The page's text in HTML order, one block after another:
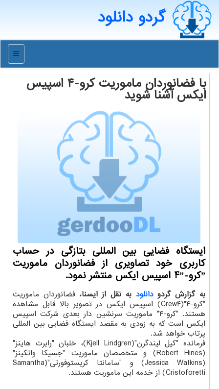
گردو دانلود
منو
با فضانوردان ماموریت کرو-۴ اسپیس
ایکس آشنا شوید
ایستگاه فضایی بین المللی بتازگی در حساب
کاربری خود تصاویری از فضانوردان ماموریت
ˮکرو-4ˮ اسپیس ایکس منتشر نمود.
به گزارش گردودانلود به نقل از ایسنا، فضانوردان ماموریت
"کرو-۴"(Crew۴) اسپیس ایکس در تصویر بالا قابل مشاهده
هستند. "کرو-۴" ماموریت سرنشین دار بعدی شرکت اسپیس
ایکس است که به زودی به مقصد ایستگاه فضایی بین المللی
پرتاب خواهد شد.
فرمانده "کیل لیندگرن"(Kjell Lindgren)، خلبان "رابرت هاینز"
(Robert Hines) و متخصصان ماموریت "جسیکا واتکینز"
(Jessica Watkins) و "سامانتا کریستوفورتی"(Samantha
Cristoforetti) از خدمه این ماموریت هستند.